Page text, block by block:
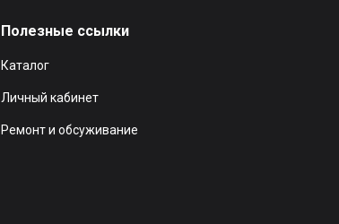
Полезные ссылки
Каталог
Личный кабинет
Ремонт и обсуживание